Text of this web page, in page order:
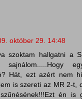
október 29. 14:48
szoktam hallgatni a
sajnálom.....Hogy
Hát, ezt azért nem
is szereti az MR 2-t,
én is